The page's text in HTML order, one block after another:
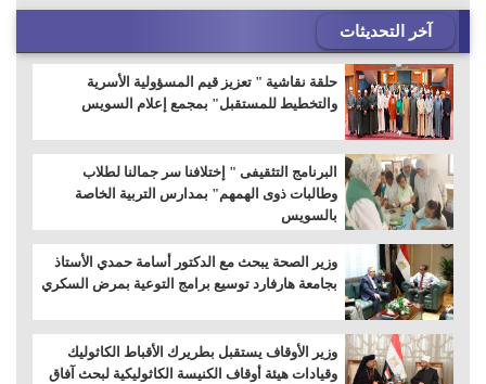
آخر التحديثات
حلقة نقاشية " تعزيز قيم المسؤولية الأسرية
والتخطيط للمستقبل" بمجمع إعلام السويس
البرنامج التثقيفى " إختلافنا سر جمالنا لطلاب
وطالبات ذوى الهمهم" بمدارس التربية الخاصة
بالسويس
وزير الصحة يبحث مع الدكتور أسامة حمدي الأستاذ
بجامعة هارفارد توسيع برامج التوعية بمرض السكري
وزير الأوقاف يستقبل بطريرك الأقباط الكاثوليك
وقيادات هيئة أوقاف الكنيسة الكاثوليكية لبحث آفاق